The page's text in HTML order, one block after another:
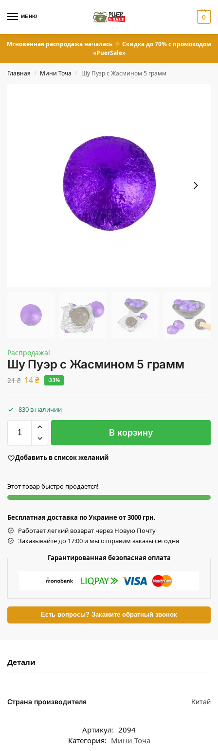
МЕНЮ 0
Мгновенная распродажа началась
Скидка до 70% с промокодом
«PuerSale»
Главная / Мини Точа / Шу Пуэр с Жасмином 5 грамм
Распродажа!
Шу Пуэр с Жасмином 5 грамм
21₴ 14₴ -33%
830 в наличии
В корзину
Добавить в список желаний
Этот товар быстро продается!
Бесплатная доставка по Украине от 3000 грн.
Работает легкий возврат через Новую Почту
Заказывайте до 17:00 и мы отправим заказы сегодня
Гарантированная безопасная оплата
Есть вопросы? Закажите обратный звонок
Детали
Страна производителя Китай
Артикул: 2094
Категория: Мини Точа